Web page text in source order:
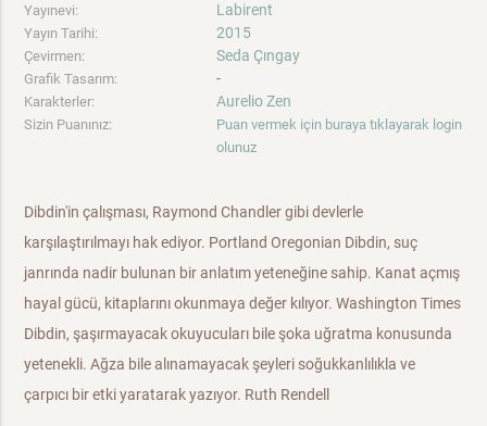
Yayınevi: Labirent
Yayın Tarihi: 2015
Çevirmen: Seda Çıngay
Grafik Tasarım: -
Karakterler: Aurelio Zen
Sizin Puanınız:
Puan vermek için buraya tıklayarak login
olunuz
Dibdin'in çalışması, Raymond Chandler gibi devlerle
karşılaştırılmayı hak ediyor. Portland Oregonian Dibdin, suç
janrında nadir bulunan bir anlatım yeteneğine sahip. Kanat açmış
hayal gücü, kitaplarını okunmaya değer kılıyor. Washington Times
Dibdin, şaşırmayacak okuyucuları bile şoka uğratma konusunda
yetenekli. Ağza bile alınamayacak şeyleri soğukkanlılıkla ve
çarpıcı bir etki yaratarak yazıyor. Ruth Rendell